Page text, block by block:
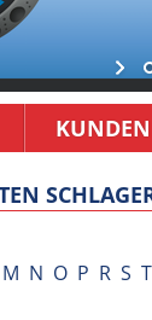
KUNDEN
M N O P R S T